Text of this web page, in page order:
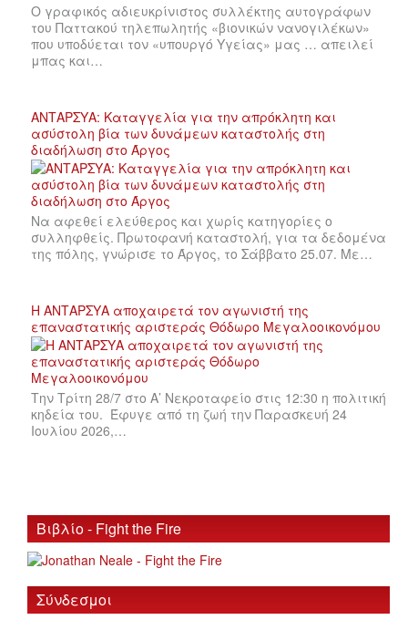
Ο γραφικός αδιευκρίνιστος συλλέκτης αυτογράφων
του Παττακού τηλεπωλητής «βιονικών νανογιλέκων»
που υποδύεται τον «υπουργό Υγείας» μας … απειλεί
μπας και…
ΑΝΤΑΡΣΥΑ: Καταγγελία για την απρόκλητη και
ασύστολη βία των δυνάμεων καταστολής στη
διαδήλωση στο Άργος
Να αφεθεί ελεύθερος και χωρίς κατηγορίες ο
συλληφθείς. Πρωτοφανή καταστολή, για τα δεδομένα
της πόλης, γνώρισε το Άργος, το Σάββατο 25.07. Με…
Η ΑΝΤΑΡΣΥΑ αποχαιρετά τον αγωνιστή της
επαναστατικής αριστεράς Θόδωρο Μεγαλοοικονόμου
Την Τρίτη 28/7 στο Α’ Νεκροταφείο στις 12:30 η πολιτική
κηδεία του. Έφυγε από τη ζωή την Παρασκευή 24
Ιουλίου 2026,…
Βιβλίο - Fight the Fire
Σύνδεσμοι